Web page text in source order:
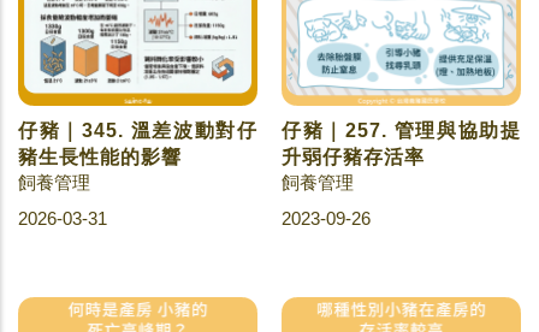
仔豬｜345. 溫差波動對仔
豬生長性能的影響
飼養管理
2026-03-31
仔豬｜257. 管理與協助提
升弱仔豬存活率
飼養管理
2023-09-26